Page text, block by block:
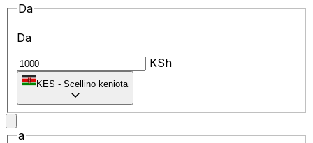
Da
Da
KSh
KES - Scellino keniota
a